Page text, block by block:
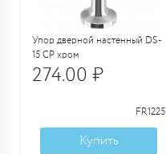
Упор дверной настенный DS-
15 CP хром
274.00 ₽
FR1225
Купить